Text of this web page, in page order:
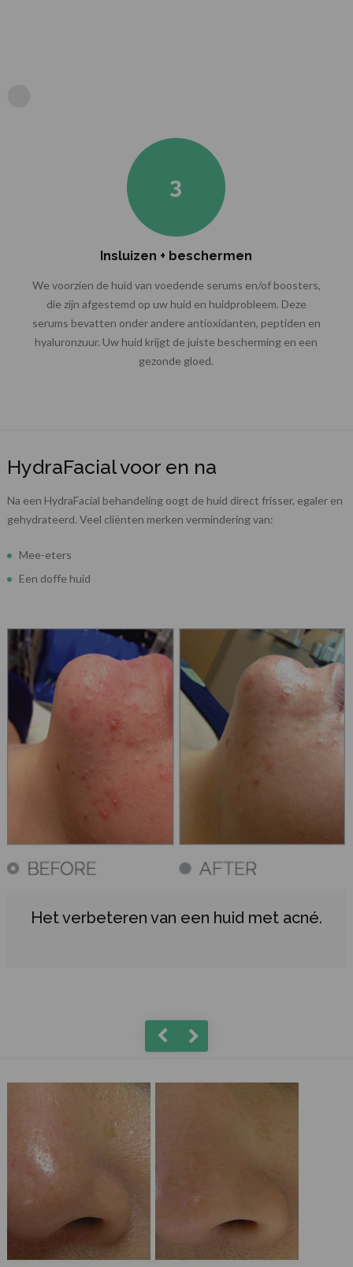
Insluizen + beschermen
We voorzien de huid van voedende serums en/of boosters,
die zijn afgestemd op uw huid en huidprobleem. Deze
serums bevatten onder andere antioxidanten, peptiden en
hyaluronzuur. Uw huid krijgt de juiste bescherming en een
gezonde gloed.
HydraFacial voor en na
Na een HydraFacial behandeling oogt de huid direct frisser, egaler en
gehydrateerd. Veel cliënten merken vermindering van:
Mee-eters
Een doffe huid
Het verbeteren van een huid met acné.